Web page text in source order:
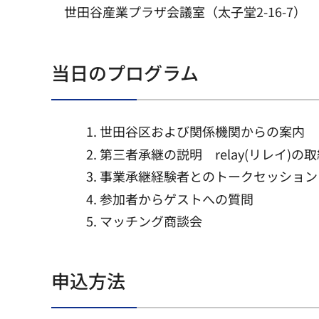
世田谷産業プラザ会議室（太子堂2-16-7）
当日のプログラム
世田谷区および関係機関からの案内
第三者承継の説明 relay(リレイ)の
事業承継経験者とのトークセッション
参加者からゲストへの質問
マッチング商談会
申込方法